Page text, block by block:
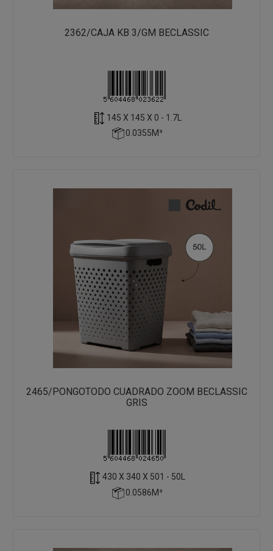
2362/CAJA KB 3/GM BECLASSIC
145 X 145 X 0 - 1.7L
0.0355M³
2465/PONGOTODO CUADRADO ZOOM BECLASSIC
GRIS
430 X 340 X 501 - 50L
0.0586M³